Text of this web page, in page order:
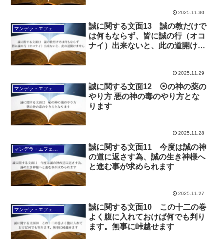
2025.11.30
誠に関する文面13 誠の教だけで
は何もならず、皆に誠の行（オコ
ナイ）出来ないと、此の道開けま
2025.11.29
マンデラ・エフェクト文面（2025年6月24日～
誠に関する文面12 ⦿の神の薬の
やり方 悪の神の毒のやり方とな
ります
2025.11.28
誠に関する文面11 今度は誠の神
の道に返さす為、誠の生き神様へ
と進む事が求められます
2025.11.27
誠に関する文面10 この十二の巻
よく腹に入れておけば何でも判り
ます。無事に峠越せます